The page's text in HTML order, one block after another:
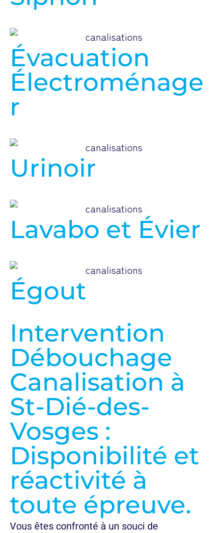
Évacuation
Électroménage
r
Urinoir
Lavabo et Évier
Égout
Intervention
Débouchage
Canalisation à
St-Dié-des-
Vosges :
Disponibilité et
réactivité à
toute épreuve.
Vous êtes confronté à un souci de